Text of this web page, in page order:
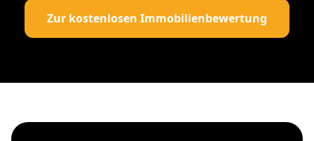
Zur kostenlosen Immobilienbewertung